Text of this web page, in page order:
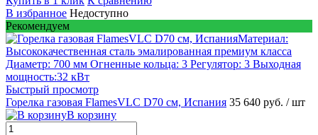
В избранное Недоступно
Рекомендуем
Быстрый просмотр
Горелка газовая FlamesVLC D70 см, Испания 35 640 руб. / шт
В корзину